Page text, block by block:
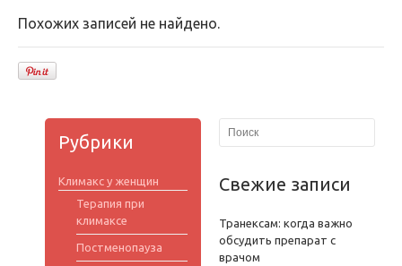
Похожих записей не найдено.
Рубрики
Климакс у женщин
Терапия при
климаксе
Постменопауза
Свежие записи
Транексам: когда важно
обсудить препарат с
врачом